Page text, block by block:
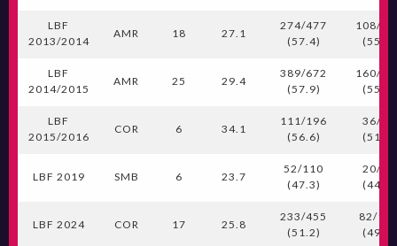
LBF
2013/2014
AMR 18 27.1
274/477
(57.4)
108/
(55.7)
LBF
2014/2015
AMR 25 29.4
389/672
(57.9)
160/
(55.7)
LBF
2015/2016
COR 6 34.1
111/196
(56.6)
36/70
(51.4)
LBF 2019 SMB 6 23.7
52/110
(47.3)
20/45
(44.4)
LBF 2024 COR 17 25.8
233/455
(51.2)
82/
(49.7)